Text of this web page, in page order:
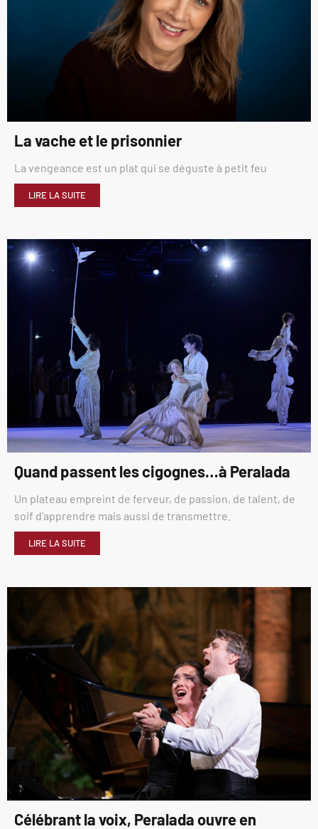
La vache et le prisonnier
La vengeance est un plat qui se déguste à petit feu
LIRE LA SUITE
Quand passent les cigognes…à Peralada
Un plateau empreint de ferveur, de passion, de talent, de
soif d’apprendre mais aussi de transmettre.
LIRE LA SUITE
Célébrant la voix, Peralada ouvre en